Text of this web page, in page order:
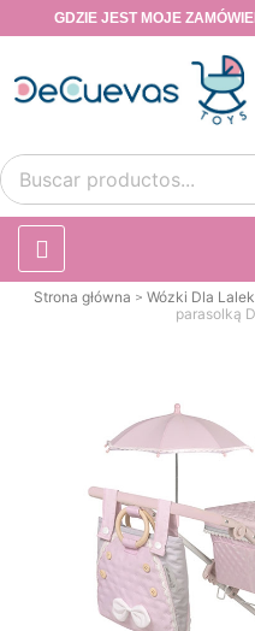
GDZIE JEST MOJE
Strona główna Wózki Dla Lalek
parasolką